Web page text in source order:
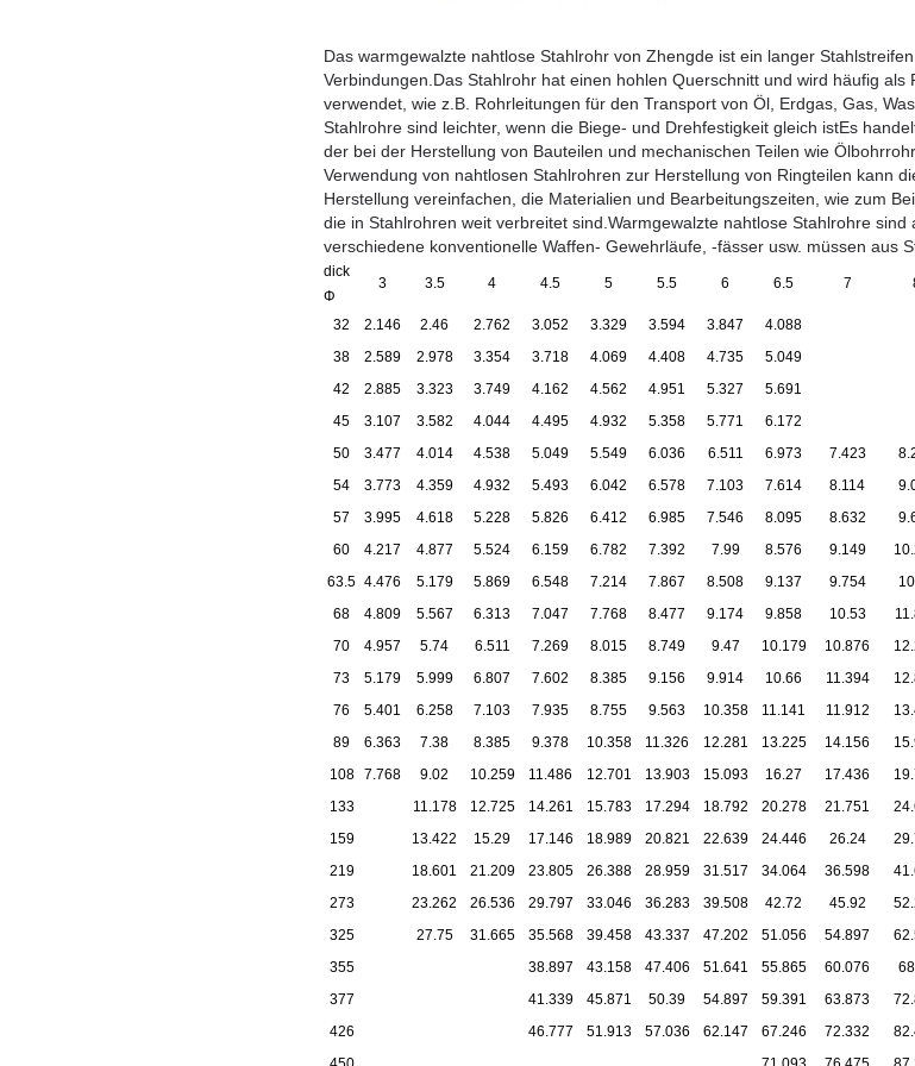
Das warmgewalzte nahtlose Stahlrohr von Zhengde ist ein langer
Verbindungen.Das Stahlrohr hat einen hohlen Querschnitt und wird häufig
verwendet, wie z.B. Rohrleitungen für den Transport von Öl, Erdgas, Gas,
Stahlrohre sind leichter, wenn die Biege- und Drehfestigkeit gleich istEs
der bei der Herstellung von Bauteilen und mechanischen Teilen wie
Verwendung von nahtlosen Stahlrohren zur Herstellung von Ringteilen kann
Herstellung vereinfachen, die Materialien und Bearbeitungszeiten, wie zum
die in Stahlrohren weit verbreitet sind.Warmgewalzte nahtlose Stahlrohre
verschiedene konventionelle Waffen- Gewehrläufe, -fässer usw. müssen aus
dick
Φ
3 3.5 4 4.5 5 5.5 6 6.5 7
32 2.146 2.46 2.762 3.052 3.329 3.594 3.847
4.088
38
2.589 2.978 3.354 3.718 4.069 4.408 4.735
5.049
42
2.885 3.323 3.749 4.162 4.562 4.951 5.327
5.691
45
3.107 3.582 4.044 4.495 4.932 5.358 5.771
6.172
50
3.477 4.014 4.538 5.049 5.549 6.036 6.511 6.973 7.423
54
3.773 4.359 4.932 5.493 6.042 6.578 7.103 7.614 8.114
57
3.995 4.618 5.228 5.826 6.412 6.985 7.546 8.095 8.632
60
4.217 4.877 5.524 6.159 6.782 7.392 7.99 8.576 9.149
63.5 4.476 5.179 5.869 6.548 7.214 7.867 8.508 9.137 9.754
68
4.809 5.567 6.313 7.047 7.768 8.477 9.174 9.858 10.53
70
4.957 5.74 6.511 7.269 8.015 8.749 9.47 10.179 10.876
73
5.179 5.999 6.807 7.602 8.385 9.156 9.914 10.66 11.394
76
5.401 6.258 7.103 7.935 8.755 9.563 10.358 11.141 11.912
89
6.363 7.38 8.385 9.378 10.358 11.326 12.281 13.225 14.156
108
7.768 9.02 10.259 11.486 12.701 13.903 15.093 16.27 17.436
133
11.178 12.725 14.261 15.783 17.294 18.792 20.278 21.751
159
13.422 15.29 17.146 18.989 20.821 22.639 24.446 26.24
219
18.601 21.209 23.805 26.388 28.959 31.517 34.064 36.598
273
23.262 26.536 29.797 33.046 36.283 39.508 42.72 45.92
325
27.75 31.665 35.568 39.458 43.337 47.202 51.056 54.897
355
38.897 43.158 47.406 51.641 55.865 60.076
377
41.339 45.871 50.39 54.897 59.391 63.873
426
46.777 51.913 57.036 62.147 67.246 72.332